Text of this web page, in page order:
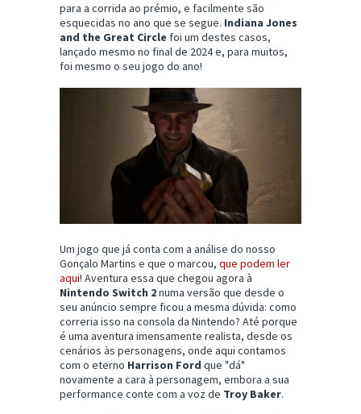
para a corrida ao prémio, e facilmente são
esquecidas no ano que se segue. Indiana Jones
and the Great Circle foi um destes casos,
lançado mesmo no final de 2024 e, para muitos,
foi mesmo o seu jogo do ano!
Um jogo que já conta com a análise do nosso
Gonçalo Martins e que o marcou, que podem ler
aqui! Aventura essa que chegou agora à
Nintendo Switch 2numa versão que desde o
seu anúncio sempre ficou a mesma dúvida: como
correria isso na consola da Nintendo? Até porque
é uma aventura imensamente realista, desde os
cenários às personagens, onde aqui contamos
com o eterno Harrison Ford que "dá"
novamente a cara à personagem, embora a sua
performance conte com a voz de Troy Baker.